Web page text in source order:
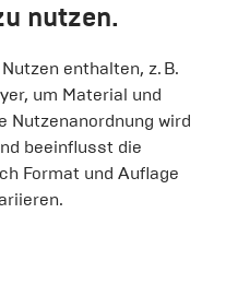
nutzen.
enthalten, z. B.
um Material und
Nutzenanordnung wird
beeinflusst die
Format und Auflage